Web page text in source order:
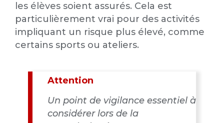
les élèves soient assurés. Cela est
particulièrement vrai pour des activités
impliquant un risque plus élevé, comme
certains sports ou ateliers.
Attention
Un point de vigilance essentiel à
considérer lors de la